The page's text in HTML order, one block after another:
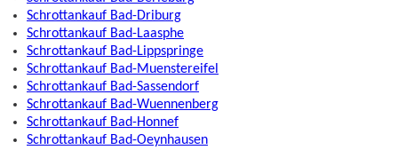
Schrottankauf Bad-Driburg
Schrottankauf Bad-Laasphe
Schrottankauf Bad-Lippspringe
Schrottankauf Bad-Muenstereifel
Schrottankauf Bad-Sassendorf
Schrottankauf Bad-Wuennenberg
Schrottankauf Bad-Honnef
Schrottankauf Bad-Oeynhausen